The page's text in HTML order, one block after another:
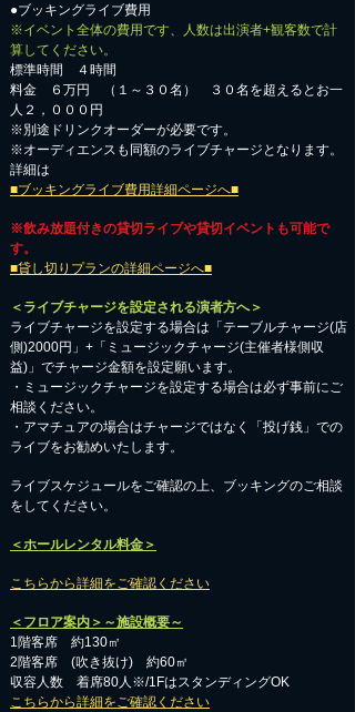
●ブッキングライブ費用
※イベント全体の費用です、人数は出演者+観客数で計
算してください。
標準時間 ４時間
料金 ６万円 （１～３０名） ３０名を超えるとお一
人２，０００円
※別途ドリンクオーダーが必要です。
※オーディエンスも同額のライブチャージとなります。
詳細は
■ブッキングライブ費用詳細ページへ■
※飲み放題付きの貸切ライブや貸切イベントも可能で
す。
■貸し切りプランの詳細ページへ■
＜ライブチャージを設定される演者方へ＞
ライブチャージを設定する場合は「テーブルチャージ(店
側)2000円」+「ミュージックチャージ(主催者様側収
益)」でチャージ金額を設定願います。
・ミュージックチャージを設定する場合は必ず事前にご
相談ください。
​・アマチュアの場合はチャージではなく「投げ銭」での
ライブをお勧めいたします。
​ライブスケジュールをご確認の上、ブッキングのご相談
をしてください。
＜ホールレンタル料金＞
こちらから詳細をご確認ください
＜フロア案内＞～施設概要～
1階客席 約130㎡
2階客席 (吹き抜け) 約60㎡
収容人数 着席80人※/1FはスタンディングOK
こちらから詳細をご確認ください